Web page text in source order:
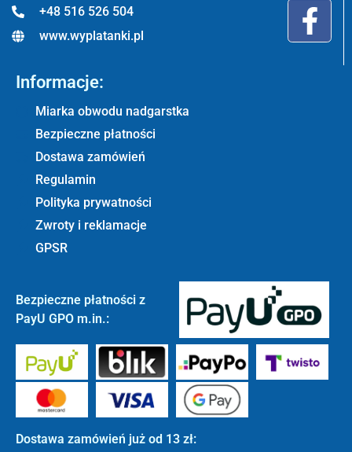
+48 516 526 504
www.wyplatanki.pl
Informacje:
Miarka obwodu nadgarstka
Bezpieczne płatności
Dostawa zamówień
Regulamin
Polityka prywatności
Zwroty i reklamacje
GPSR
Bezpieczne płatności z
PayU GPO m.in.:
Dostawa zamówień już od 13 zł: